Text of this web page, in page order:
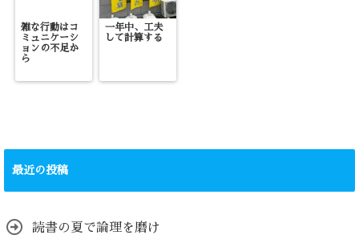
雑な行動はコ
ミュニケーシ
ョンの不足か
ら
一年中、工夫
して計算する
最近の投稿
読書の夏で論理を磨け